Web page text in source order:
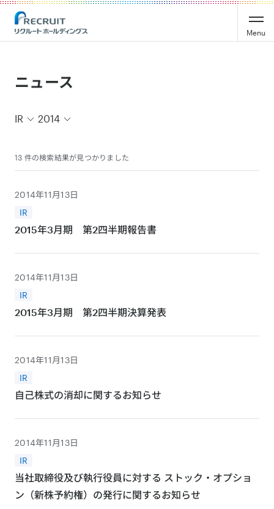
Recruit Holdings
Menu
ニュース
IR 2014
13 件の検索結果が見つかりました
2014年11月13日
IR
2015年3月期 第2四半期報告書
2014年11月13日
IR
2015年3月期 第2四半期決算発表
2014年11月13日
IR
自己株式の消却に関するお知らせ
2014年11月13日
IR
当社取締役及び執行役員に対する ストック・オプショ
ン（新株予約権）の発行に関するお知らせ